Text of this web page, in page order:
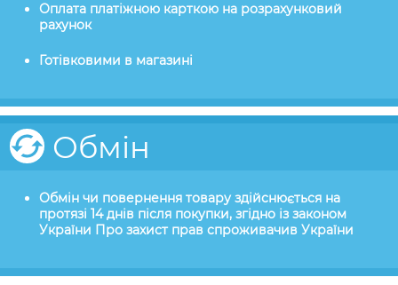
Оплата платіжною карткою на розрахунковий
рахунок
Готівковими в магазині
Обмін
Обмін чи повернення товару здійснюється на
протязі 14 днів після покупки, згідно із законом
України Про захист прав спроживачив України